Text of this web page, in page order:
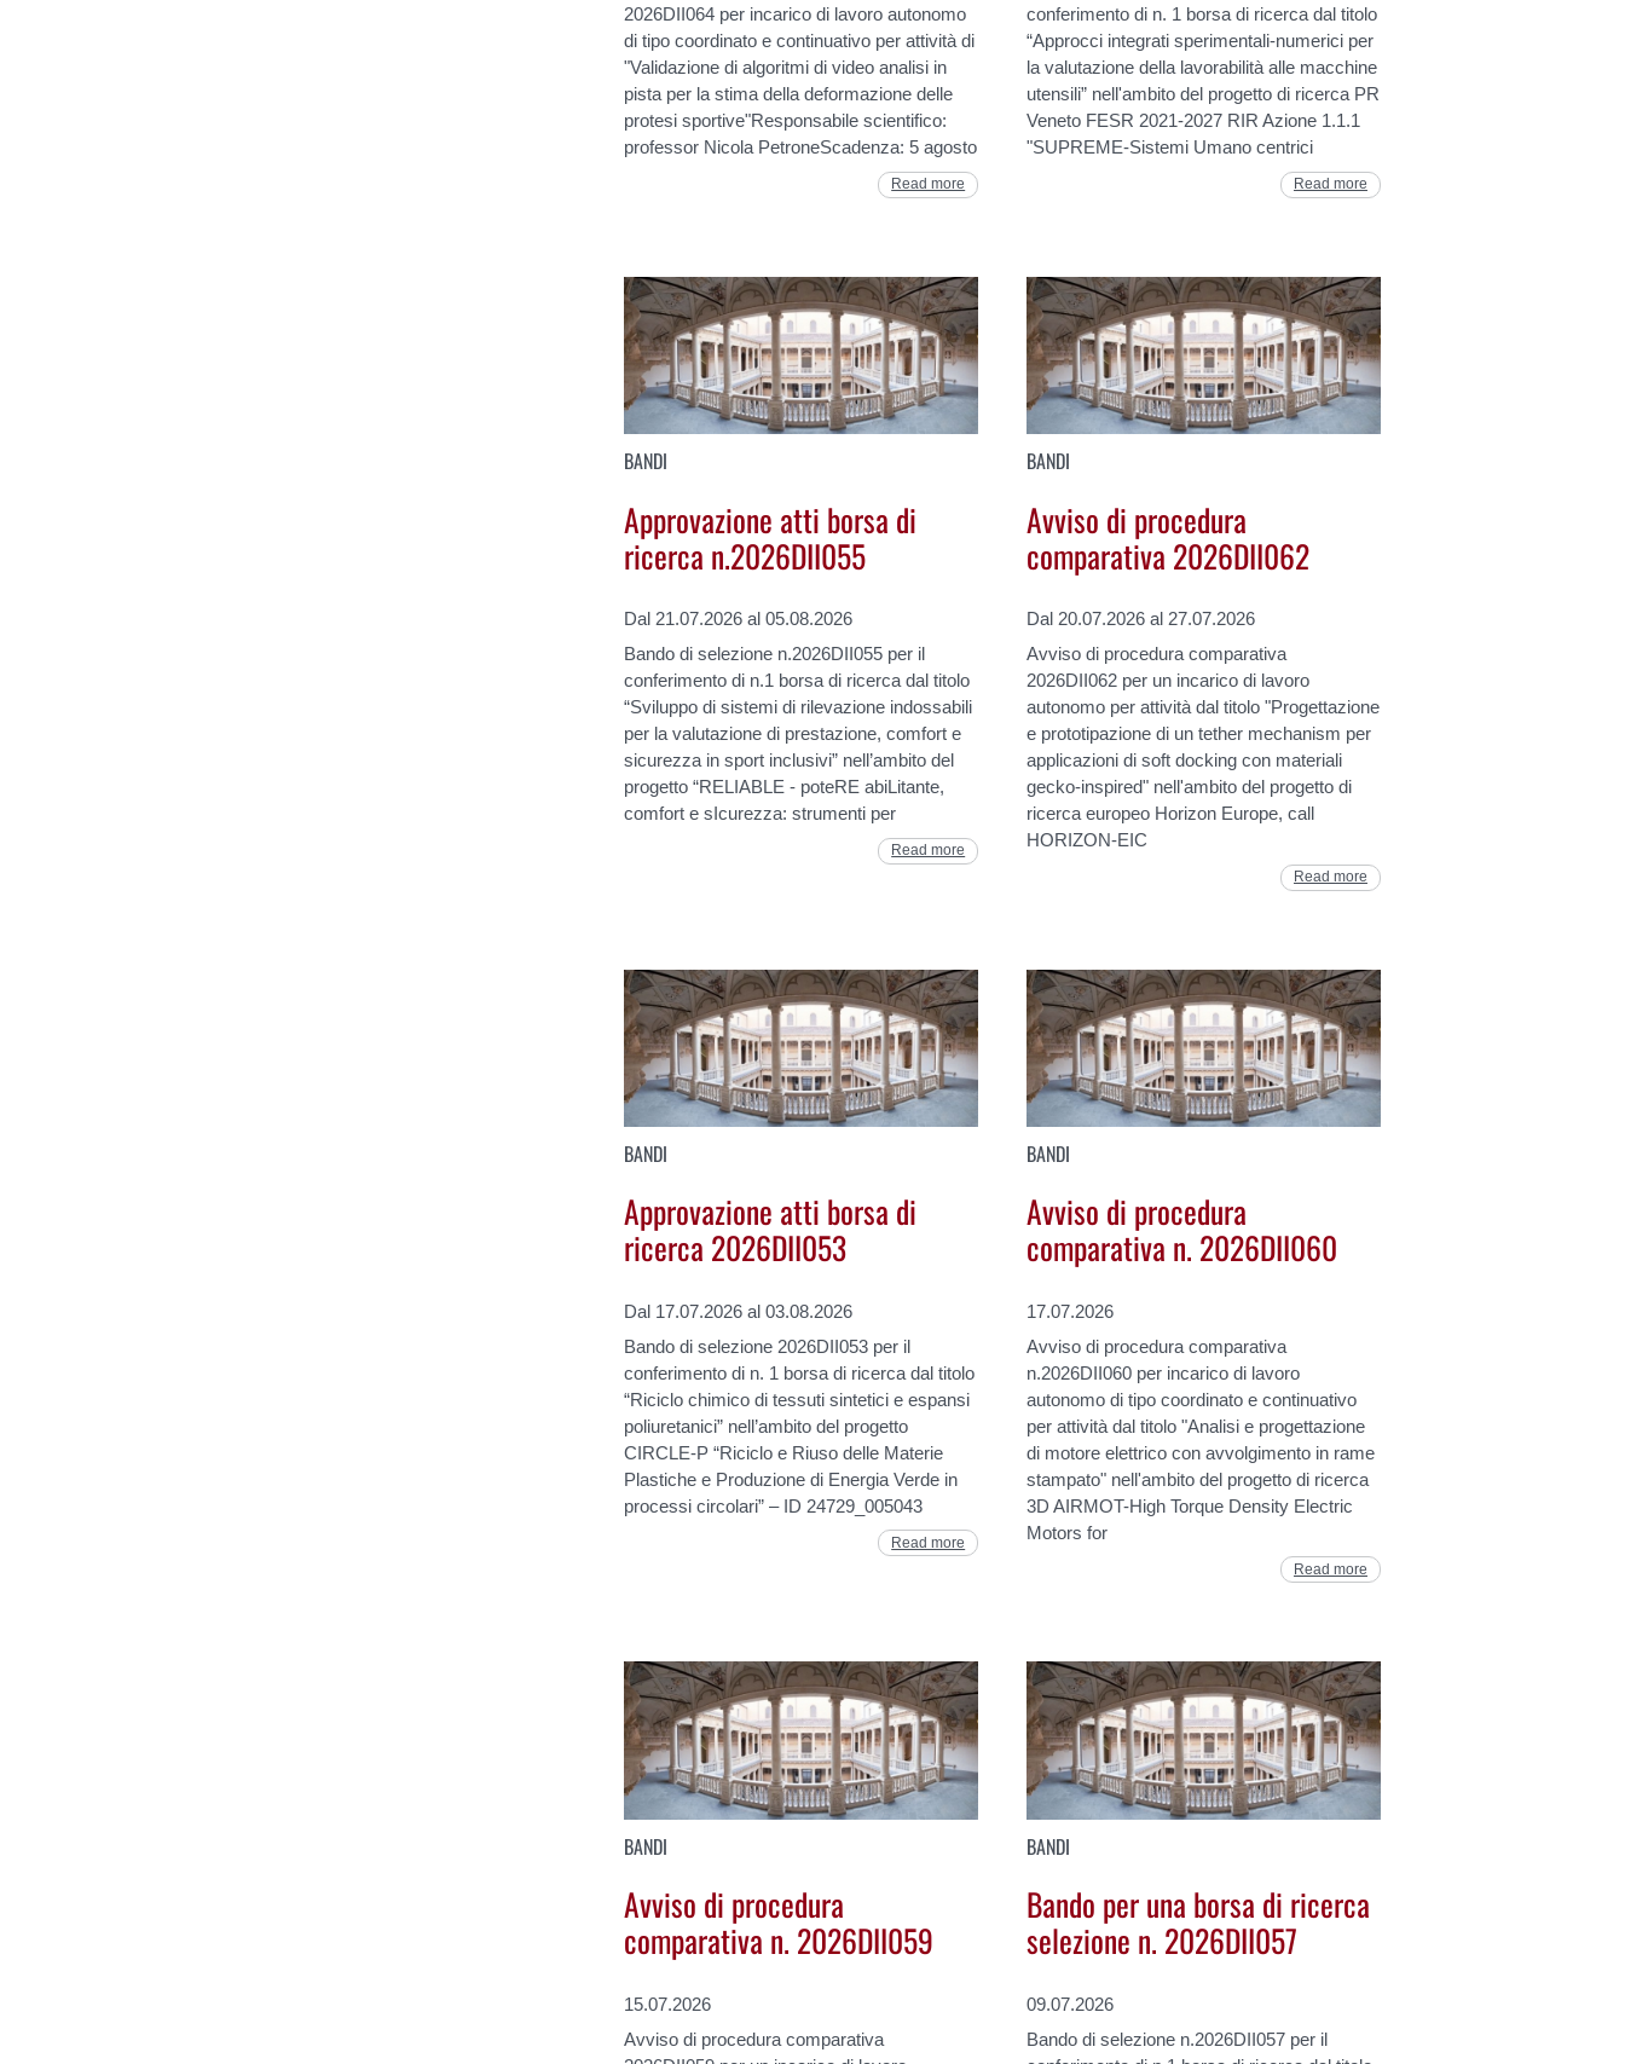
2026DII064 per incarico di lavoro autonomo
di tipo coordinato e continuativo per attività di
"Validazione di algoritmi di video analisi in
pista per la stima della deformazione delle
protesi sportive"Responsabile scientifico:
professor Nicola PetroneScadenza: 5 agosto
Read more
conferimento di n. 1 borsa di ricerca dal titolo
“Approcci integrati sperimentali-numerici per
la valutazione della lavorabilità alle macchine
utensili” nell'ambito del progetto di ricerca PR
Veneto FESR 2021-2027 RIR Azione 1.1.1
"SUPREME-Sistemi Umano centrici
Read more
BANDI
Approvazione atti borsa di
ricerca n.2026DII055
Dal 21.07.2026 al 05.08.2026
Bando di selezione n.2026DII055 per il
conferimento di n.1 borsa di ricerca dal titolo
“Sviluppo di sistemi di rilevazione indossabili
per la valutazione di prestazione, comfort e
sicurezza in sport inclusivi” nell’ambito del
progetto “RELIABLE - poteRE abiLitante,
comfort e sIcurezza: strumenti per
Read more
BANDI
Avviso di procedura
comparativa 2026DII062
Dal 20.07.2026 al 27.07.2026
Avviso di procedura comparativa
2026DII062 per un incarico di lavoro
autonomo per attività dal titolo "Progettazione
e prototipazione di un tether mechanism per
applicazioni di soft docking con materiali
gecko-inspired" nell'ambito del progetto di
ricerca europeo Horizon Europe, call
HORIZON-EIC
Read more
BANDI
Approvazione atti borsa di
ricerca 2026DII053
Dal 17.07.2026 al 03.08.2026
Bando di selezione 2026DII053 per il
conferimento di n. 1 borsa di ricerca dal titolo
“Riciclo chimico di tessuti sintetici e espansi
poliuretanici” nell’ambito del progetto
CIRCLE-P “Riciclo e Riuso delle Materie
Plastiche e Produzione di Energia Verde in
processi circolari” – ID 24729_005043
Read more
BANDI
Avviso di procedura
comparativa n. 2026DII060
17.07.2026
Avviso di procedura comparativa
n.2026DII060 per incarico di lavoro
autonomo di tipo coordinato e continuativo
per attività dal titolo "Analisi e progettazione
di motore elettrico con avvolgimento in rame
stampato" nell'ambito del progetto di ricerca
3D AIRMOT-High Torque Density Electric
Motors for
Read more
BANDI
Avviso di procedura
comparativa n. 2026DII059
15.07.2026
Avviso di procedura comparativa
BANDI
Bando per una borsa di ricerca
selezione n. 2026DII057
09.07.2026
Bando di selezione n.2026DII057 per il